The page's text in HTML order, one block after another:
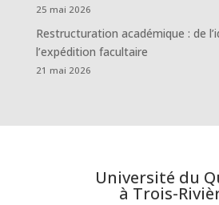
25 mai 2026
Restructuration académique : de
l’expédition facultaire
21 mai 2026
Université du
à Trois-